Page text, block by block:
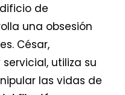
de
una obsesión
César,
utiliza su
las vidas de